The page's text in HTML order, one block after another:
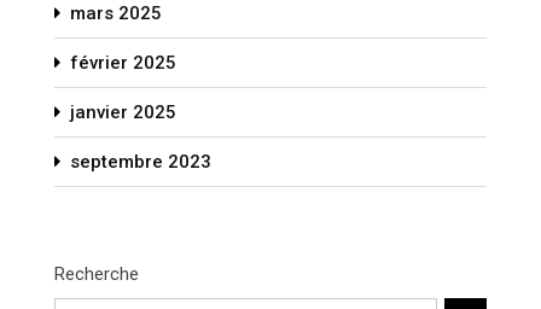
mars 2025
février 2025
janvier 2025
septembre 2023
Recherche